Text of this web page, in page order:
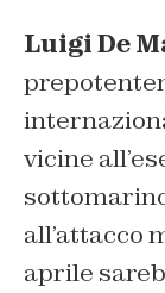
Luigi De
vicine
all’attacco
aprile